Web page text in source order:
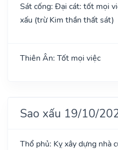
Sát cống: Đại cát: tốt mọi
xấu (trừ Kim thần thất sát)
Thiên Ân: Tốt mọi việc
Sao xấu 19/10/
Thổ phủ: Kỵ xây dựng nhà